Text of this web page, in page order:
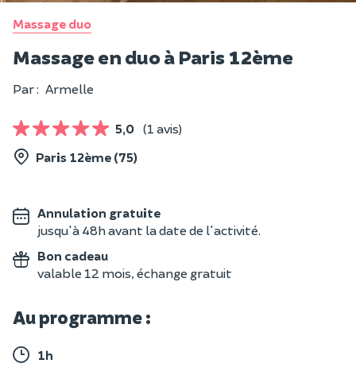
Massage duo
Massage en duo à Paris 12ème
Par : Armelle
5,0 (1 avis)
Paris 12ème (75)
Annulation gratuite
jusqu'à 48h avant la date de l'activité.
Bon cadeau
valable 12 mois, échange gratuit
Au programme :
1h